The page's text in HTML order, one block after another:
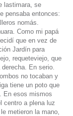
lastimara, se
pensaba entonces:
nomás.
Como mi papá
que en vez de
Jardín para
requeteviejo, que
En serio.
no tocaban y
tiene un poto que
En esos mismos
centro a plena luz
metieron la mano,